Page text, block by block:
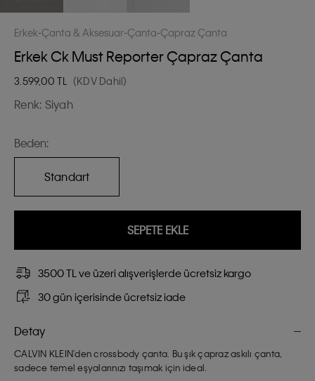
Erkek Çanta & Aksesuar Çanta Çapraz Çanta
Erkek Ck Must Reporter Çapraz Çanta
3.599,00 TL (KDV Dahil)
Renk: Siyah
Beden:
Standart
SEPETE EKLE
3500 TL ve üzeri alışverişlerde ücretsiz kargo
30 gün içerisinde ücretsiz iade
Detay
CALVIN KLEIN'den crossbody çanta. Bu şık çapraz askılı çanta,
sadece temel eşyalarınızı taşımak için ideal.